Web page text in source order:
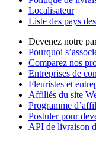
Localisateur
Liste des pays
Devenez notre
Pourquoi
Comparez nos
Entreprises de
Fleuristes et
Affiliés du site
Programme
Postuler pour
API de livraison